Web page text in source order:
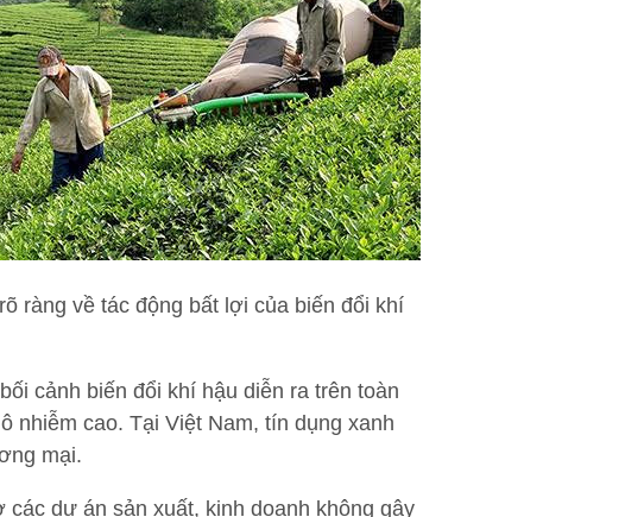
ràng về tác động bất lợi của biến đổi khí
cảnh biến đổi khí hậu diễn ra trên toàn
nhiễm cao. Tại Việt Nam, tín dụng xanh
mại.
dự án sản xuất, kinh doanh không gây